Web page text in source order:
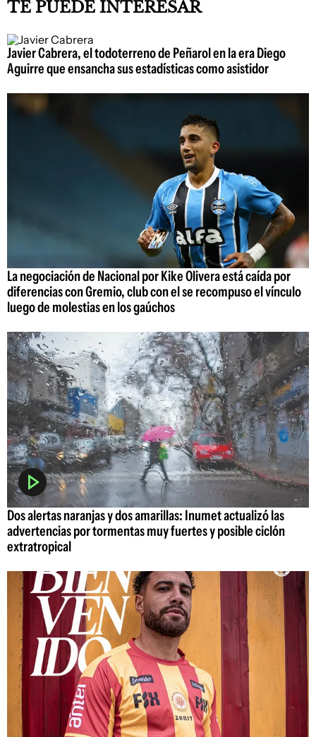
TE PUEDE INTERESAR
Javier Cabrera, el todoterreno de Peñarol en la era Diego
Aguirre que ensancha sus estadísticas como asistidor
La negociación de Nacional por Kike Olivera está caída por
diferencias con Gremio, club con el se recompuso el vínculo
luego de molestias en los gaúchos
Dos alertas naranjas y dos amarillas: Inumet actualizó las
advertencias por tormentas muy fuertes y posible ciclón
extratropical